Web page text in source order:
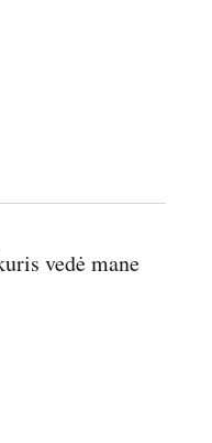
vedė mane